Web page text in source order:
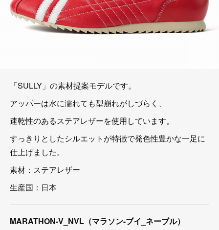
「SULLY」の素材提案モデルです。
アッパーは水に濡れても型崩れがしづらく、
速乾性のあるステアレザーを使用しています。
すっきりとしたシルエットが特徴で発色性豊かな一足に
仕上げました。
素材：ステアレザー
生産国：日本
MARATHON-V_NVL（マラソン-ブイ_ネーブル）